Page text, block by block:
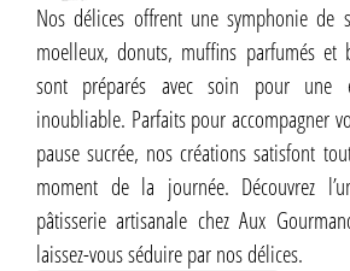
Nos délices offrent une symphonie de
moelleux, donuts, muffins parfumés et
sont préparés avec soin pour une
inoubliable. Parfaits pour accompagner
pause sucrée, nos créations satisfont
moment de la journée. Découvrez
pâtisserie artisanale chez Aux
laissez-vous séduire par nos délices.